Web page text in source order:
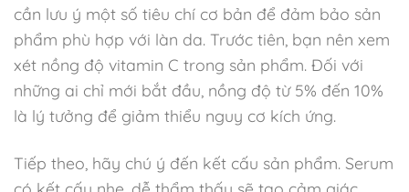
cần lưu ý một số tiêu chí cơ bản để đảm bảo sản
phẩm phù hợp với làn da. Trước tiên, bạn nên xem
xét nồng độ vitamin C trong sản phẩm. Đối với
những ai chỉ mới bắt đầu, nồng độ từ 5% đến 10%
là lý tưởng để giảm thiểu nguy cơ kích ứng.
Tiếp theo, hãy chú ý đến kết cấu sản phẩm. Serum
có kết cấu nhẹ, dễ thẩm thấu sẽ tạo cảm giác